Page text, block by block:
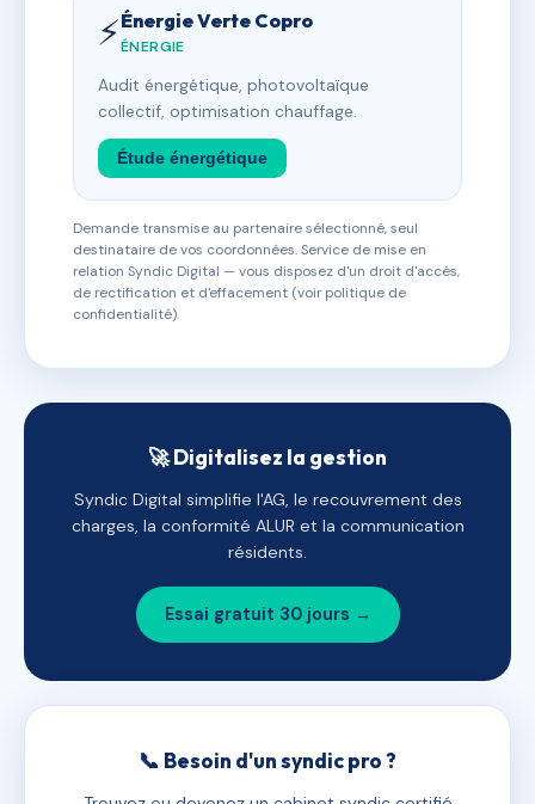
⚡Énergie Verte Copro
ÉNERGIE
Audit énergétique, photovoltaïque
collectif, optimisation chauffage.
Étude énergétique
Demande transmise au partenaire sélectionné, seul
destinataire de vos coordonnées. Service de mise en
relation Syndic Digital — vous disposez d'un droit d'accès,
de rectification et d'effacement (voir politique de
confidentialité).
🚀 Digitalisez la gestion
Syndic Digital simplifie l'AG, le recouvrement des
charges, la conformité ALUR et la communication
résidents.
Essai gratuit 30 jours →
📞 Besoin d'un syndic pro ?